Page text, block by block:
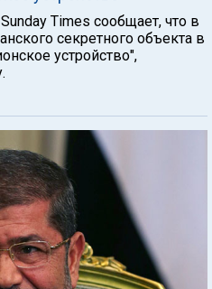
Times сообщает, что в
секретного объекта в
устройство",